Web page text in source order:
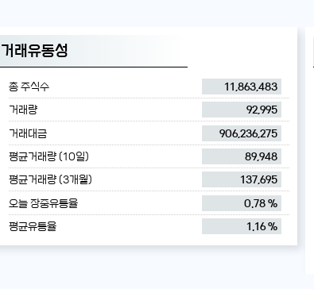
거래유동성
총 주식수
11,863,483
거래량
92,995
거래대금
906,236,275
평균거래량 (10일)
89,948
평균거래량 (3개월)
137,695
오늘 장중유통율
0.78 %
평균유통율
1.16 %